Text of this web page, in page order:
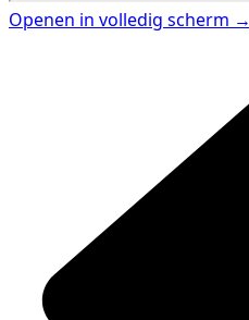
Openen in volledig scherm →